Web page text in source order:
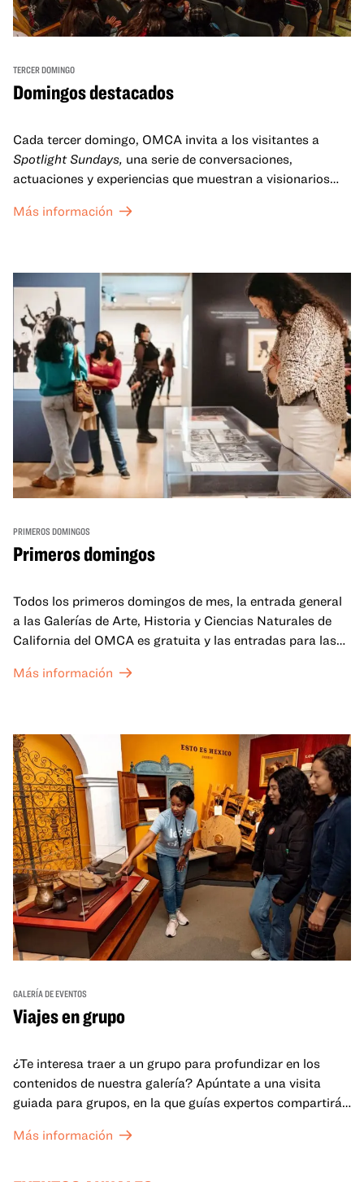
TERCER DOMINGO
Domingos destacados
Cada tercer domingo, OMCA invita a los visitantes a
Spotlight Sundays, una serie de conversaciones,
actuaciones y experiencias que muestran a visionarios
Más información
PRIMEROS DOMINGOS
Primeros domingos
Todos los primeros domingos de mes, la entrada general
a las Galerías de Arte, Historia y Ciencias Naturales de
California del OMCA es gratuita y las entradas para las
a un precio reducido de 6 $.
Más información
GALERÍA DE EVENTOS
Viajes en grupo
¿Te interesa traer a un grupo para profundizar en los
contenidos de nuestra galería? Apúntate a una visita
guiada para grupos, en la que guías expertos compartirán
mejor lo que se expone en las galerías del OMCA.
Más información